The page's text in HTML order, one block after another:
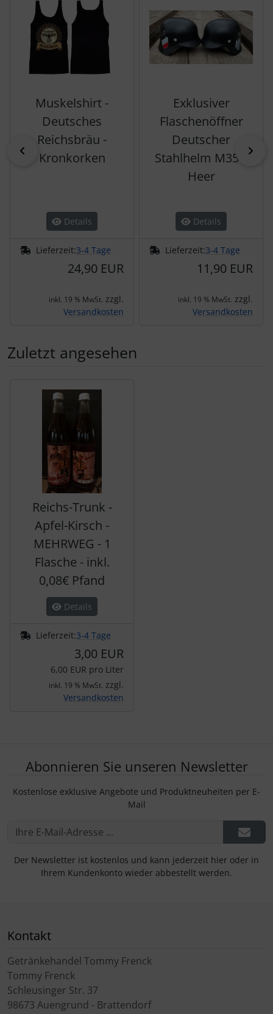
Muskelshirt -
Deutsches
Reichsbräu -
Kronkorken
Details
Lieferzeit:3-4 Tage
24,90 EUR
inkl. 19 % MwSt. zzgl.
Versandkosten
Exklusiver
Flaschenöffner
Deutscher
Stahlhelm M35 –
Heer
Details
Lieferzeit:3-4 Tage
11,90 EUR
inkl. 19 % MwSt. zzgl.
Versandkosten
Zuletzt angesehen
Reichs-Trunk -
Apfel-Kirsch -
MEHRWEG - 1
Flasche - inkl.
0,08€ Pfand
Details
Lieferzeit:3-4 Tage
3,00 EUR
6,00 EUR pro Liter
inkl. 19 % MwSt. zzgl.
Versandkosten
Abonnieren Sie unseren Newsletter
Kostenlose exklusive Angebote und Produktneuheiten per E-
Mail
Der Newsletter ist kostenlos und kann jederzeit hier oder in
Ihrem Kundenkonto wieder abbestellt werden.
Kontakt
Getränkehandel Tommy Frenck
Tommy Frenck
Schleusinger Str. 37
98673 Auengrund - Brattendorf